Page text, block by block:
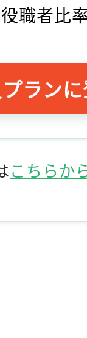
職者比
ラン
こちらか